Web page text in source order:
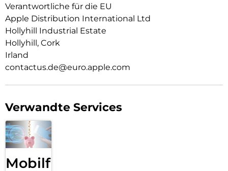
Wie jedes von Apple entwickelte Case durchläuft es im Laufe
des Design‑ und Fertigungs­prozesses Tausende von
Teststunden. Deshalb sieht es nicht nur großartig aus,
sondern ist auch dafür gemacht, dein iPhone vor Kratzern
und bei Stürzen zu schützen.
Verantwortliche für die EU
Apple Distribution International Ltd
Hollyhill Industrial Estate
Hollyhill, Cork
Irland
contactus.de@euro.apple.com
Verwandte Services
Mobilfunk